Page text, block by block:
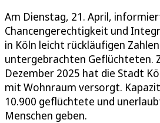
Am Dienstag, 21. April,
Chancengerechtigkeit und
in Köln leicht rückläufigen
untergebrachten Geflüchteten.
Dezember 2025 hat die Stadt
mit Wohnraum versorgt.
10.900 geflüchtete und
Menschen geben.